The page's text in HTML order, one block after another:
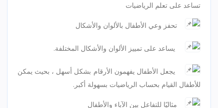
تساعد على تعلم الرياضيات
تحفز وعي الأطفال بالألوان والأشكال
يساعد على تمييز الألوان والأشكال المختلفة.
يجعل الأطفال يفهمون الأرقام بشكل أسهل ، بحيث يمكن
للأطفال القيام بحساب الرياضيات بسهولة أكبر.
مثاليًا للتفاعل بين الآباء والأطفال